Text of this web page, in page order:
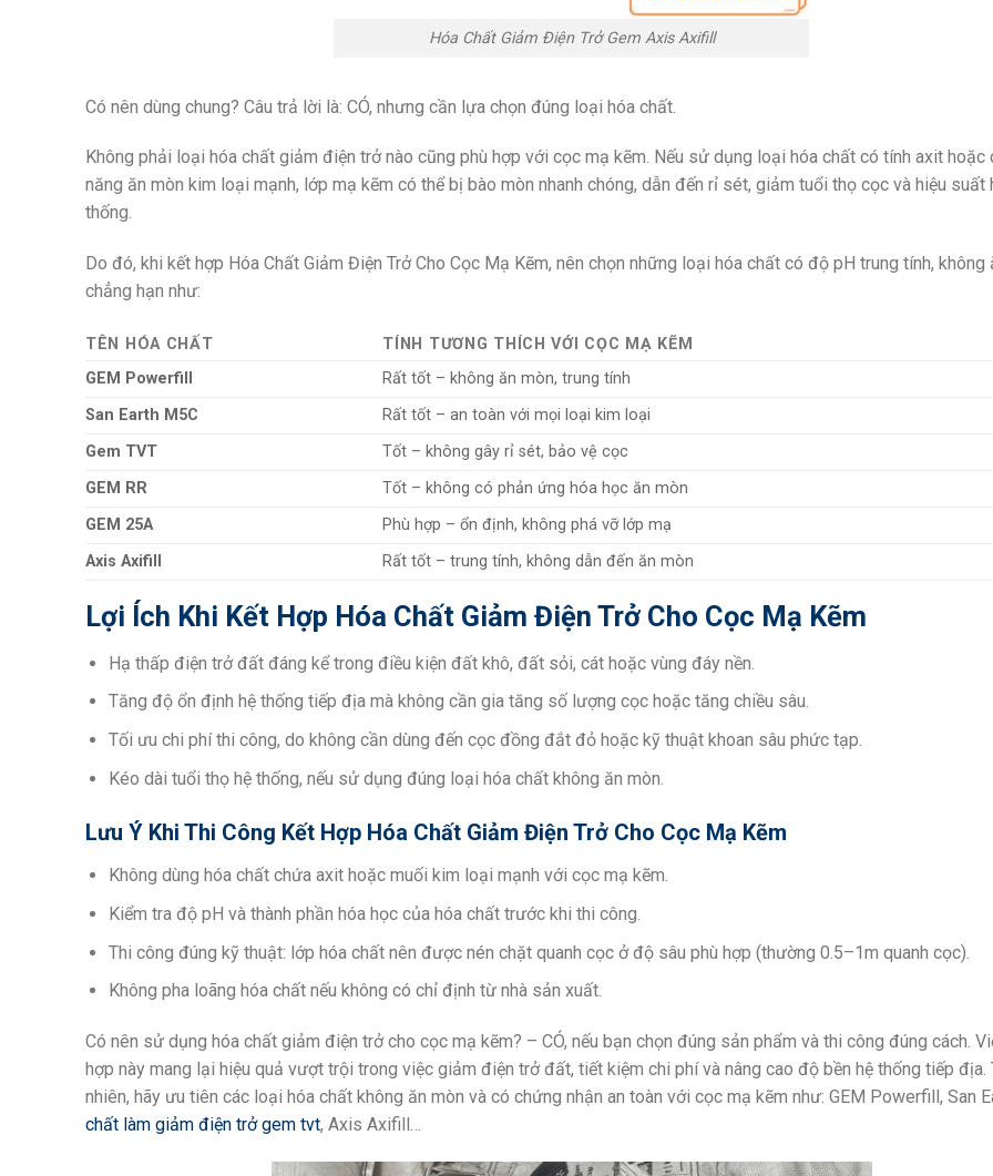
Hóa Chất Giảm Điện Trở Gem Axis Axifill
Có nên dùng chung? Câu trả lời là: CÓ, nhưng cần lựa chọn đúng loại hóa chất.
Không phải loại hóa chất giảm điện trở nào cũng phù hợp với cọc mạ kẽm. Nếu sử dụng loại hóa chất có tính axit hoặc
năng ăn mòn kim loại mạnh, lớp mạ kẽm có thể bị bào mòn nhanh chóng, dẫn đến rỉ sét, giảm tuổi thọ cọc và hiệu suất
thống.
Do đó, khi kết hợp Hóa Chất Giảm Điện Trở Cho Cọc Mạ Kẽm, nên chọn những loại hóa chất có độ pH trung tính, không
chẳng hạn như:
TÊN HÓA CHẤT
TÍNH TƯƠNG THÍCH VỚI CỌC MẠ KẼM
GEM Powerfill
Rất tốt – không ăn mòn, trung tính
San Earth M5C
Rất tốt – an toàn với mọi loại kim loại
Gem TVT
Tốt – không gây rỉ sét, bảo vệ cọc
GEM RR
Tốt – không có phản ứng hóa học ăn mòn
GEM 25A
Phù hợp – ổn định, không phá vỡ lớp mạ
Axis Axifill
Rất tốt – trung tính, không dẫn đến ăn mòn
Lợi Ích Khi Kết Hợp Hóa Chất Giảm Điện Trở Cho Cọc Mạ Kẽm
Hạ thấp điện trở đất đáng kể trong điều kiện đất khô, đất sỏi, cát hoặc vùng đáy nền.
Tăng độ ổn định hệ thống tiếp địa mà không cần gia tăng số lượng cọc hoặc tăng chiều sâu.
Tối ưu chi phí thi công, do không cần dùng đến cọc đồng đắt đỏ hoặc kỹ thuật khoan sâu phức tạp.
Kéo dài tuổi thọ hệ thống, nếu sử dụng đúng loại hóa chất không ăn mòn.
Lưu Ý Khi Thi Công Kết Hợp Hóa Chất Giảm Điện Trở Cho Cọc Mạ Kẽm
Không dùng hóa chất chứa axit hoặc muối kim loại mạnh với cọc mạ kẽm.
Kiểm tra độ pH và thành phần hóa học của hóa chất trước khi thi công.
Thi công đúng kỹ thuật: lớp hóa chất nên được nén chặt quanh cọc ở độ sâu phù hợp (thường 0.5–1m quanh cọc).
Không pha loãng hóa chất nếu không có chỉ định từ nhà sản xuất.
Có nên sử dụng hóa chất giảm điện trở cho cọc mạ kẽm? – CÓ, nếu bạn chọn đúng sản phẩm và thi công đúng cách.
hợp này mang lại hiệu quả vượt trội trong việc giảm điện trở đất, tiết kiệm chi phí và nâng cao độ bền hệ thống tiếp địa.
nhiên, hãy ưu tiên các loại hóa chất không ăn mòn và có chứng nhận an toàn với cọc mạ kẽm như: GEM Powerfill, San
chất làm giảm điện trở gem tvt, Axis Axifill…